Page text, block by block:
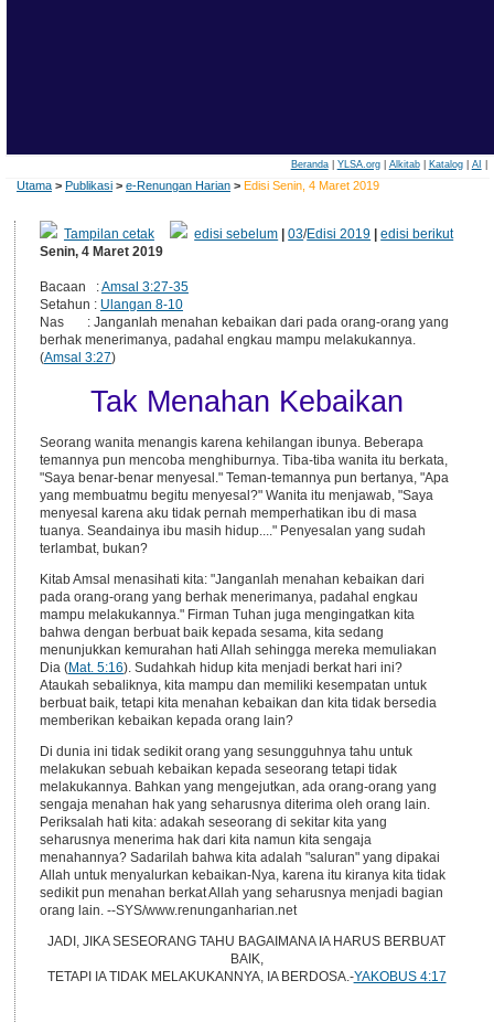
Beranda| YLSA.org| Alkitab| Katalog| AI
Utama > Publikasi > e-Renungan Harian > Edisi Senin, 4 Maret 2019
Tampilan cetak edisi sebelum |03/Edisi 2019 |edisi berikut
Senin, 4 Maret 2019
Bacaan :Amsal 3:27-35
Setahun : Ulangan 8-10
Nas : Janganlah menahan kebaikan dari pada orang-orang yang
berhak menerimanya, padahal engkau mampu melakukannya.
(Amsal 3:27)
Tak Menahan Kebaikan
Seorang wanita menangis karena kehilangan ibunya. Beberapa
temannya pun mencoba menghiburnya. Tiba-tiba wanita itu berkata,
"Saya benar-benar menyesal." Teman-temannya pun bertanya, "Apa
yang membuatmu begitu menyesal?" Wanita itu menjawab, "Saya
menyesal karena aku tidak pernah memperhatikan ibu di masa
tuanya. Seandainya ibu masih hidup...." Penyesalan yang sudah
terlambat, bukan?
Kitab Amsal menasihati kita: "Janganlah menahan kebaikan dari
pada orang-orang yang berhak menerimanya, padahal engkau
mampu melakukannya." Firman Tuhan juga mengingatkan kita
bahwa dengan berbuat baik kepada sesama, kita sedang
menunjukkan kemurahan hati Allah sehingga mereka memuliakan
Dia (Mat. 5:16). Sudahkah hidup kita menjadi berkat hari ini?
Ataukah sebaliknya, kita mampu dan memiliki kesempatan untuk
berbuat baik, tetapi kita menahan kebaikan dan kita tidak bersedia
memberikan kebaikan kepada orang lain?
Di dunia ini tidak sedikit orang yang sesungguhnya tahu untuk
melakukan sebuah kebaikan kepada seseorang tetapi tidak
melakukannya. Bahkan yang mengejutkan, ada orang-orang yang
sengaja menahan hak yang seharusnya diterima oleh orang lain.
Periksalah hati kita: adakah seseorang di sekitar kita yang
seharusnya menerima hak dari kita namun kita sengaja
menahannya? Sadarilah bahwa kita adalah "saluran" yang dipakai
Allah untuk menyalurkan kebaikan-Nya, karena itu kiranya kita tidak
sedikit pun menahan berkat Allah yang seharusnya menjadi bagian
orang lain. --SYS/www.renunganharian.net
JADI, JIKA SESEORANG TAHU BAGAIMANA IA HARUS BERBUAT
BAIK,
TETAPI IA TIDAK MELAKUKANNYA, IA BERDOSA.-YAKOBUS 4:17